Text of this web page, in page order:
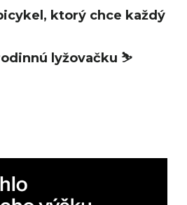
ktorý chce každý
lyžovačku ⛷️